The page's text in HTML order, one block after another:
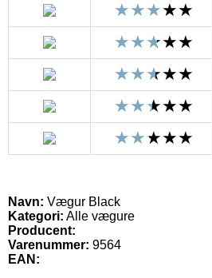
Navn: Vægur Black
Kategori: Alle vægure
Producent:
Varenummer: 9564
EAN: